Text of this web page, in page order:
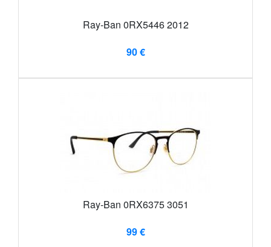
Ray-Ban 0RX5446 2012
90 €
Ray-Ban 0RX6375 3051
99 €